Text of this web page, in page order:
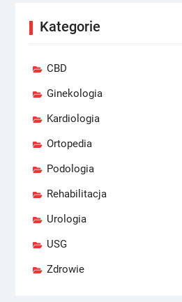
Kategorie
CBD
Ginekologia
Kardiologia
Ortopedia
Podologia
Rehabilitacja
Urologia
USG
Zdrowie